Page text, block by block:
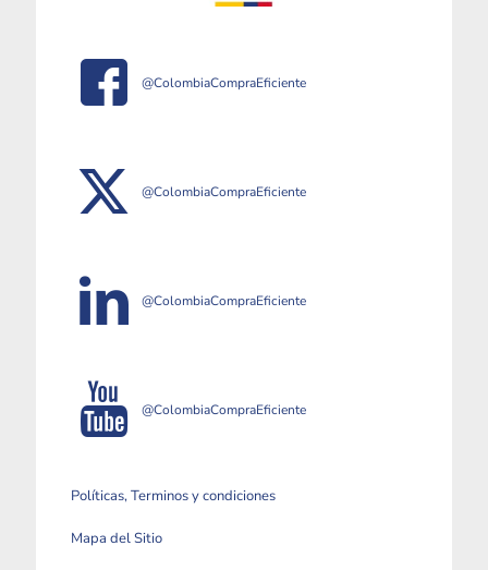
@ColombiaCompraEficiente
@ColombiaCompraEficiente
@ColombiaCompraEficiente
@ColombiaCompraEficiente
Políticas, Terminos y condiciones
Mapa del Sitio